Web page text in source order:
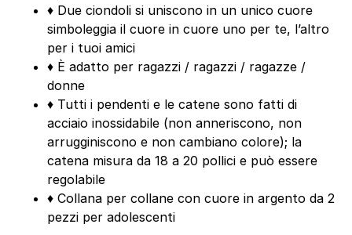
♦ Due ciondoli si uniscono in un unico cuore
simboleggia il cuore in cuore uno per te, l’altro
per i tuoi amici
♦ È adatto per ragazzi / ragazzi / ragazze /
donne
♦ Tutti i pendenti e le catene sono fatti di
acciaio inossidabile (non anneriscono, non
arrugginiscono e non cambiano colore); la
catena misura da 18 a 20 pollici e può essere
regolabile
♦ Collana per collane con cuore in argento da 2
pezzi per adolescenti